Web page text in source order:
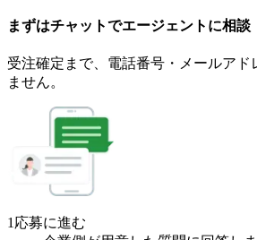
まずはチャットでエージェント に相談
受注確定まで、 電話番号・メールアド
ません。
1 応募に進む